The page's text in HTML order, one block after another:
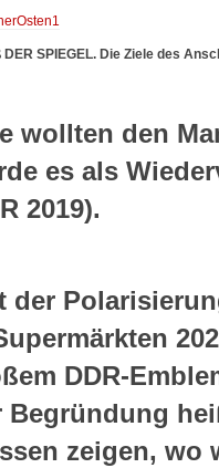
SPIEGEL. Die Ziele des
wollten den
es als
2019).
der
DDR-
Begründung
zeigen, wo